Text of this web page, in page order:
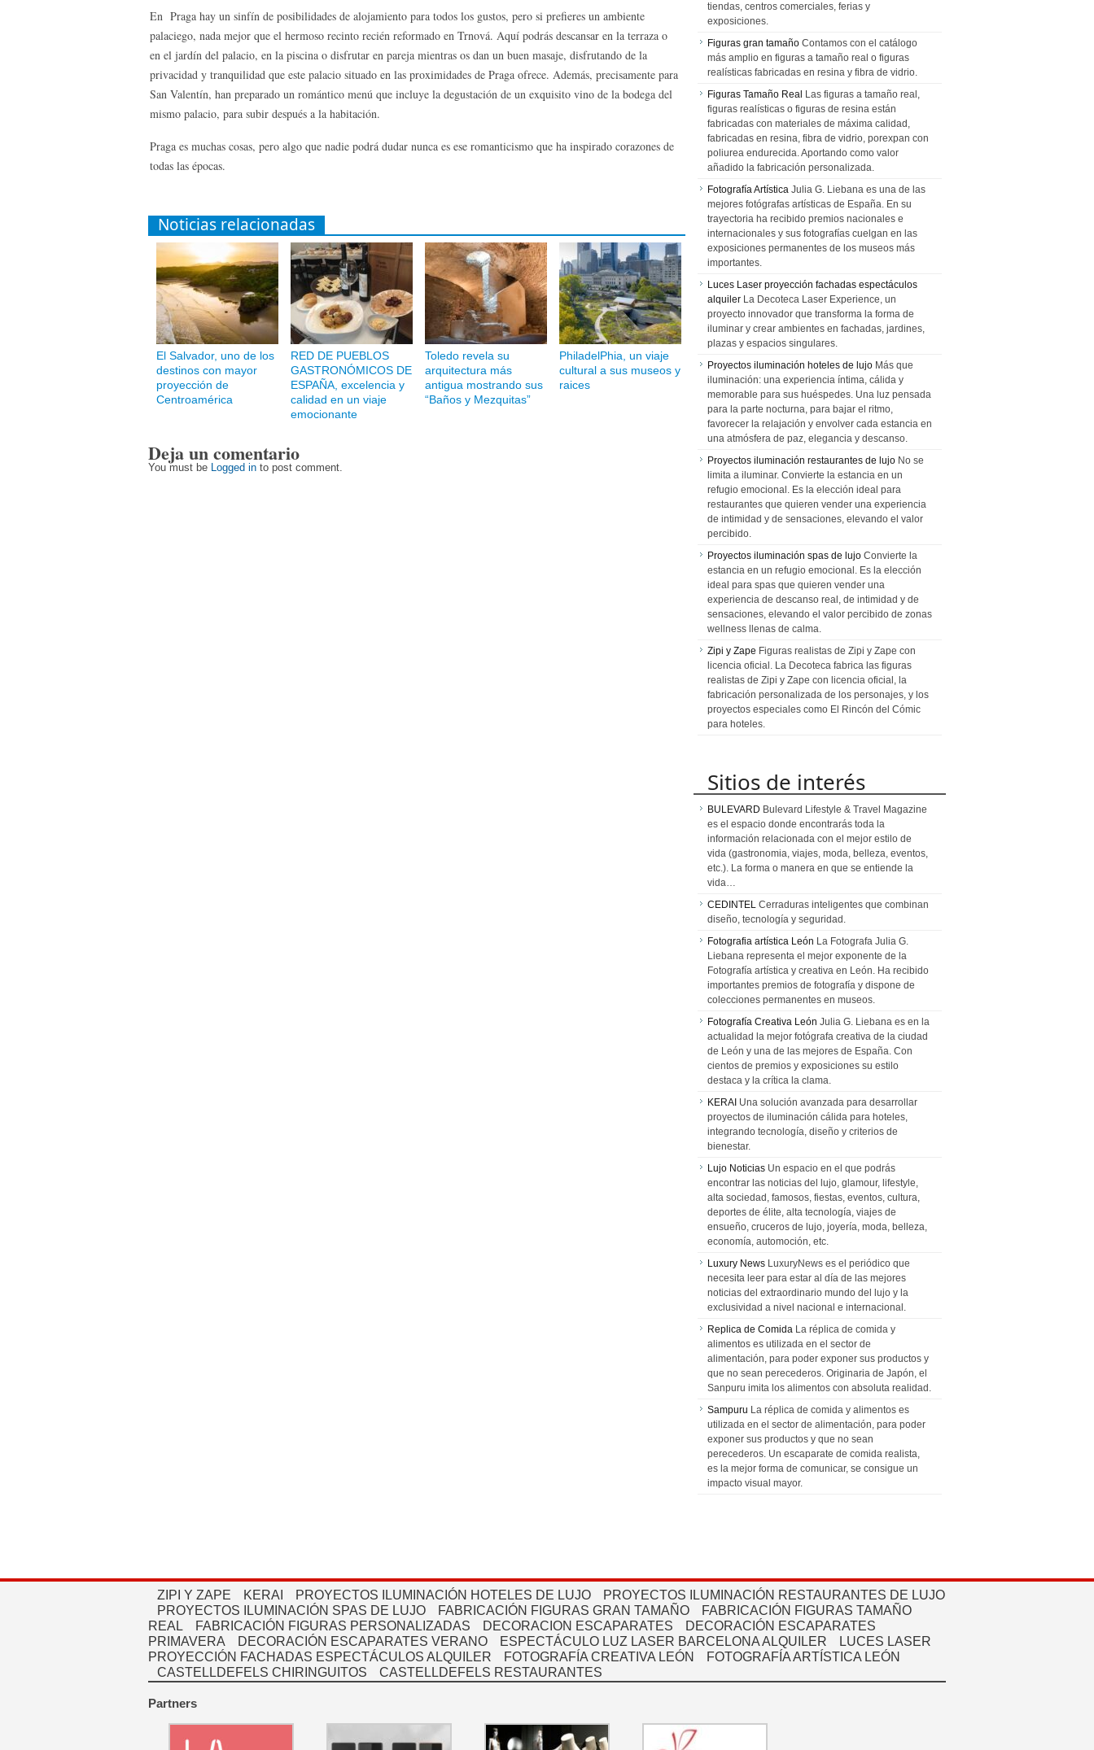
En Praga hay un sinfín de posibilidades de alojamiento para todos los gustos, pero si prefieres un ambiente
palaciego, nada mejor que el hermoso recinto recién reformado en Trnová. Aquí podrás descansar en la terraza o
en el jardín del palacio, en la piscina o disfrutar en pareja mientras os dan un buen masaje, disfrutando de la
privacidad y tranquilidad que este palacio situado en las proximidades de Praga ofrece. Además, precisamente para
San Valentín, han preparado un romántico menú que incluye la degustación de un exquisito vino de la bodega del
mismo palacio, para subir después a la habitación.
Praga es muchas cosas, pero algo que nadie podrá dudar nunca es ese romanticismo que ha inspirado corazones de
todas las épocas.
Noticias relacionadas
El Salvador, uno de los
destinos con mayor
proyección de
Centroamérica
RED DE PUEBLOS
GASTRONÓMICOS DE
ESPAÑA, excelencia y
calidad en un viaje
emocionante
Toledo revela su
arquitectura más
antigua mostrando sus
“Baños y Mezquitas”
PhiladelPhia, un viaje
cultural a sus museos y
raices
Deja un comentario
You must be Logged in to post comment.
tiendas, centros comerciales, ferias y
exposiciones.
Figuras gran tamaño Contamos con el catálogo
más amplio en figuras a tamaño real o figuras
realísticas fabricadas en resina y fibra de vidrio.
Figuras Tamaño Real Las figuras a tamaño real,
figuras realísticas o figuras de resina están
fabricadas con materiales de máxima calidad,
fabricadas en resina, fibra de vidrio, porexpan con
poliurea endurecida. Aportando como valor
añadido la fabricación personalizada.
Fotografía Artística Julia G. Liebana es una de las
mejores fotógrafas artísticas de España. En su
trayectoria ha recibido premios nacionales e
internacionales y sus fotografías cuelgan en las
exposiciones permanentes de los museos más
importantes.
Luces Laser proyección fachadas espectáculos
alquiler La Decoteca Laser Experience, un
proyecto innovador que transforma la forma de
iluminar y crear ambientes en fachadas, jardines,
plazas y espacios singulares.
Proyectos iluminación hoteles de lujo Más que
iluminación: una experiencia íntima, cálida y
memorable para sus huéspedes. Una luz pensada
para la parte nocturna, para bajar el ritmo,
favorecer la relajación y envolver cada estancia en
una atmósfera de paz, elegancia y descanso.
Proyectos iluminación restaurantes de lujo No se
limita a iluminar. Convierte la estancia en un
refugio emocional. Es la elección ideal para
restaurantes que quieren vender una experiencia
de intimidad y de sensaciones, elevando el valor
percibido.
Proyectos iluminación spas de lujo Convierte la
estancia en un refugio emocional. Es la elección
ideal para spas que quieren vender una
experiencia de descanso real, de intimidad y de
sensaciones, elevando el valor percibido de zonas
wellness llenas de calma.
Zipi y Zape Figuras realistas de Zipi y Zape con
licencia oficial. La Decoteca fabrica las figuras
realistas de Zipi y Zape con licencia oficial, la
fabricación personalizada de los personajes, y los
proyectos especiales como El Rincón del Cómic
para hoteles.
Sitios de interés
BULEVARD Bulevard Lifestyle & Travel Magazine
es el espacio donde encontrarás toda la
información relacionada con el mejor estilo de
vida (gastronomia, viajes, moda, belleza, eventos,
etc.). La forma o manera en que se entiende la
vida…
CEDINTEL Cerraduras inteligentes que combinan
diseño, tecnología y seguridad.
Fotografia artística León La Fotografa Julia G.
Liebana representa el mejor exponente de la
Fotografía artística y creativa en León. Ha recibido
importantes premios de fotografía y dispone de
colecciones permanentes en museos.
Fotografía Creativa León Julia G. Liebana es en la
actualidad la mejor fotógrafa creativa de la ciudad
de León y una de las mejores de España. Con
cientos de premios y exposiciones su estilo
destaca y la crítica la clama.
KERAI Una solución avanzada para desarrollar
proyectos de iluminación cálida para hoteles,
integrando tecnología, diseño y criterios de
bienestar.
Lujo Noticias Un espacio en el que podrás
encontrar las noticias del lujo, glamour, lifestyle,
alta sociedad, famosos, fiestas, eventos, cultura,
deportes de élite, alta tecnología, viajes de
ensueño, cruceros de lujo, joyería, moda, belleza,
economía, automoción, etc.
Luxury News LuxuryNews es el periódico que
necesita leer para estar al día de las mejores
noticias del extraordinario mundo del lujo y la
exclusividad a nivel nacional e internacional.
Replica de Comida La réplica de comida y
alimentos es utilizada en el sector de
alimentación, para poder exponer sus productos y
que no sean perecederos. Originaria de Japón, el
Sanpuru imita los alimentos con absoluta realidad.
Sampuru La réplica de comida y alimentos es
utilizada en el sector de alimentación, para poder
exponer sus productos y que no sean
perecederos. Un escaparate de comida realista,
es la mejor forma de comunicar, se consigue un
impacto visual mayor.
ZIPI Y ZAPE KERAI PROYECTOS ILUMINACIÓN HOTELES DE LUJO
PROYECTOS ILUMINACIÓN RESTAURANTES DE LUJO
PROYECTOS ILUMINACIÓN SPAS DE LUJO
FABRICACIÓN FIGURAS GRAN TAMAÑO
FABRICACIÓN FIGURAS TAMAÑO
REAL
FABRICACIÓN FIGURAS PERSONALIZADAS DECORACION ESCAPARATES
DECORACIÓN ESCAPARATES
PRIMAVERA
DECORACIÓN ESCAPARATES VERANO ESPECTÁCULO LUZ LASER BARCELONA ALQUILER
LUCES LASER
PROYECCIÓN FACHADAS ESPECTÁCULOS ALQUILER
FOTOGRAFÍA CREATIVA LEÓN
FOTOGRAFÍA ARTÍSTICA LEÓN
CASTELLDEFELS CHIRINGUITOS
CASTELLDEFELS RESTAURANTES
Partners